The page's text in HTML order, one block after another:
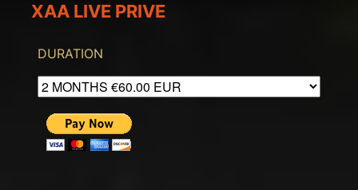
XAA LIVE PRIVE
DURATION